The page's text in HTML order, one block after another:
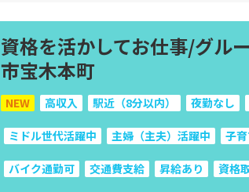
資格を活かしてお仕事/グル
市宝木本町
NEW 高収入 駅近（8分以内） 夜勤なし
ミドル世代活躍中 主婦（主夫）活躍中 子
バイク通勤可 交通費支給 昇給あり 資格